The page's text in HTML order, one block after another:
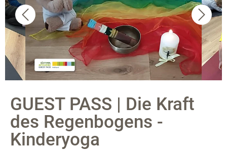
GUEST PASS | Die Kraft
des Regenbogens -
Kinderyoga